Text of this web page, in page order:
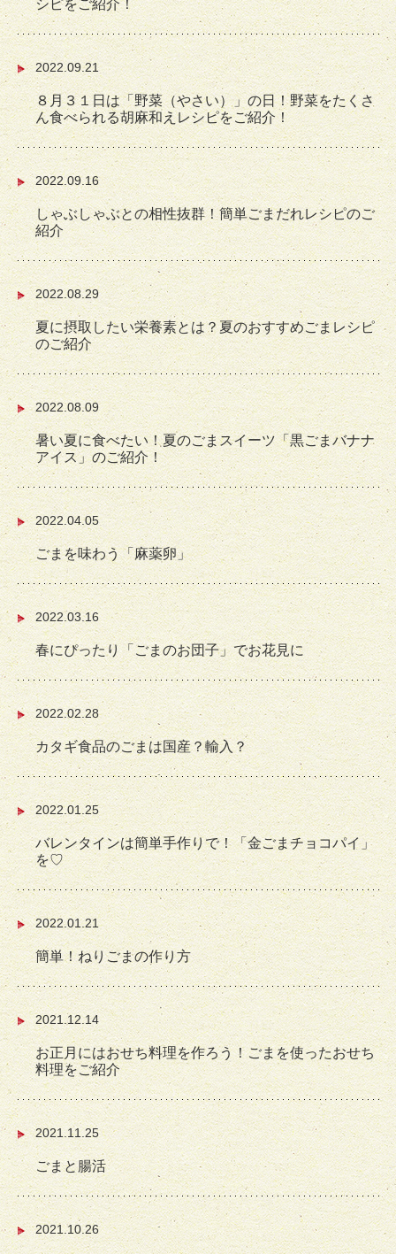
シピをご紹介！
2022.09.21
８月３１日は「野菜（やさい）」の日！野菜をたくさ
ん食べられる胡麻和えレシピをご紹介！
2022.09.16
しゃぶしゃぶとの相性抜群！簡単ごまだれレシピのご
紹介
2022.08.29
夏に摂取したい栄養素とは？夏のおすすめごまレシピ
のご紹介
2022.08.09
暑い夏に食べたい！夏のごまスイーツ「黒ごまバナナ
アイス」のご紹介！
2022.04.05
ごまを味わう「麻薬卵」
2022.03.16
春にぴったり「ごまのお団子」でお花見に
2022.02.28
カタギ食品のごまは国産？輸入？
2022.01.25
バレンタインは簡単手作りで！「金ごまチョコパイ」
を♡
2022.01.21
簡単！ねりごまの作り方
2021.12.14
お正月にはおせち料理を作ろう！ごまを使ったおせち
料理をご紹介
2021.11.25
ごまと腸活
2021.10.26